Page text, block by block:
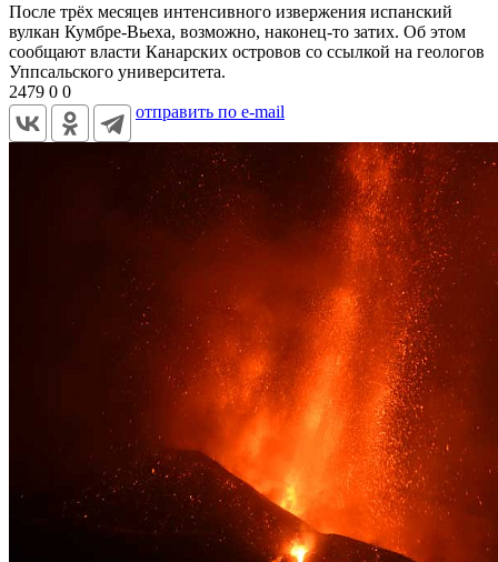
После трёх месяцев интенсивного извержения испанский
вулкан Кумбре-Вьеха, возможно, наконец-то затих. Об этом
сообщают власти Канарских островов со ссылкой на геологов
Уппсальского университета.
2479 0 0
отправить по e-mail